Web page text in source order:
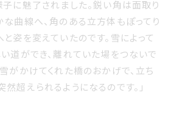
に魅了されました 鋭い角は面取りさ
線へ 角のある立方体もぽってりと
姿を変えていたのです 雪によって境
ができ 離れていた場をつないでいる
けてくれた橋のおかげで 立ちはだか
られるようになるのです Duboisさん
に魅了されました。鋭い角は面取り
な曲線へ、角のある立方体もぽってり
姿を変えていたのです。雪によって
道ができ、離れていた場をつないで
がかけてくれた橋のおかげで、立ち
超えられるようになるのです。」